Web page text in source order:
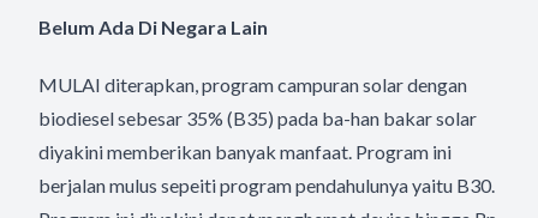
Belum Ada Di Negara Lain
MULAI diterapkan, program campuran solar dengan
biodiesel sebesar 35% (B35) pada ba-han bakar solar
diyakini memberikan banyak manfaat. Program ini
berjalan mulus sepeiti program pendahulunya yaitu B30.